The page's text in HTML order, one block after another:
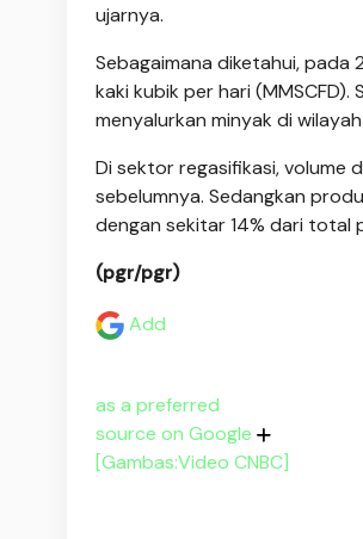
ujarnya.
Sebagaimana diketahui,
kaki kubik per hari
menyalurkan minyak di
Di sektor regasifikasi, volume
sebelumnya. Sedangkan
dengan sekitar 14% dari total
(pgr/pgr)
Add
as a preferred
source on Google
[Gambas:Video CNBC]